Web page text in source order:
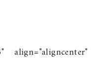
align="aligncenter"